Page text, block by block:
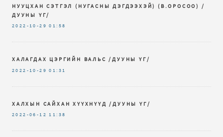
НУУЦХАН СЭТГЭЛ (НУГАСНЫ ДЭГДЭЭХЭЙ) (В.ОРОСОО) /
ДУУНЫ ҮГ/
2022-10-29 01:58
ХАЛАГДАХ ЦЭРГИЙН ВАЛЬС /ДУУНЫ ҮГ/
2022-10-29 01:31
ХАЛХЫН САЙХАН ХҮҮХНҮҮД /ДУУНЫ ҮГ/
2022-06-12 11:38